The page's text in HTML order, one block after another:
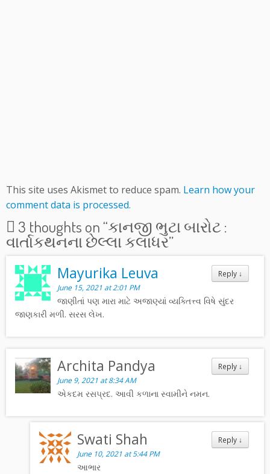
This site uses Akismet to reduce spam. Learn how your
comment data is processed.
3 thoughts on “કાનજી ભુટા બારોટ :
વાર્તાકથનના છેલ્લા કલાધર”
Reply ↓
Mayurika Leuva
June 15, 2021 at 2:01 PM
જાણીતાં પણ મારા માટે અજાણ્યાં વ્યક્તિત્ત્વ વિષે સુંદર
જાણકારી મળી. સરસ લેખ.
Reply ↓
Archita Pandya
June 9, 2021 at 8:34 AM
એકદમ રસપ્રદ. આવી કળાના સ્વામીને નમન.
Reply ↓
Swati Shah
June 10, 2021 at 5:44 PM
આભાર